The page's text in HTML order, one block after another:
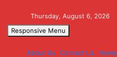
content
Thursday, August 6, 2026
Responsive Menu
About Us Contact Us Home